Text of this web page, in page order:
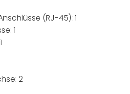
(RJ-45): 1
1
2